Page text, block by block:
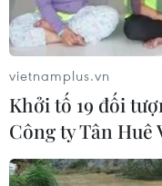
Mỹ chi hơn 2,2 tỷ
trung tâm giam giữ
07/08/2026 22:47
Thổ Nhĩ Kỳ tăng
bắt giữ hơn 100
vietnamplus.vn
Khởi tố 19 đối
Công ty Tân Huê